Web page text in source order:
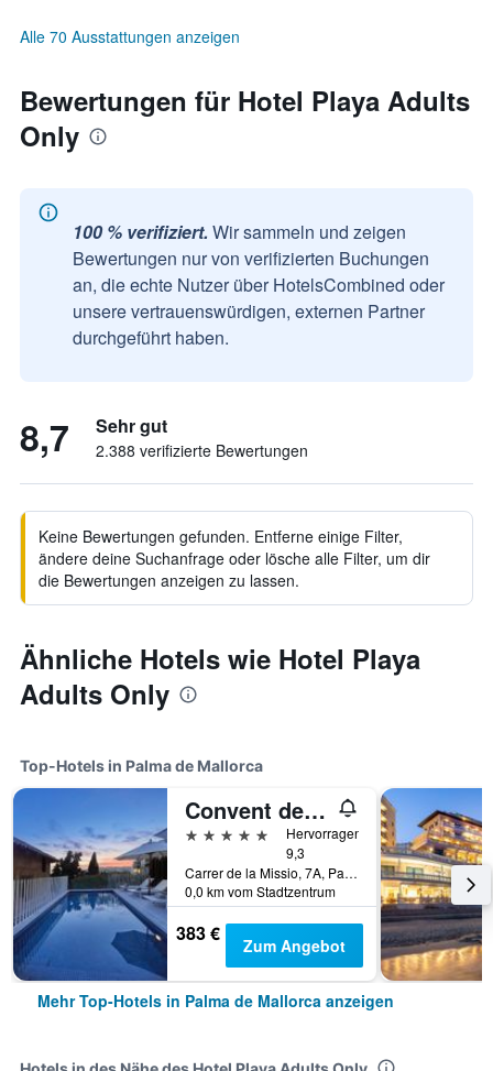
Alle 70 Ausstattungen anzeigen
Bewertungen für Hotel Playa Adults
Only
100 % verifiziert. Wir sammeln und zeigen
Bewertungen nur von verifizierten Buchungen
an, die echte Nutzer über HotelsCombined oder
unsere vertrauenswürdigen, externen Partner
durchgeführt haben.
8,7 Sehr gut
2.388 verifizierte Bewertungen
Keine Bewertungen gefunden. Entferne einige Filter,
ändere deine Suchanfrage oder lösche alle Filter, um dir
die Bewertungen anzeigen zu lassen.
Ähnliche Hotels wie Hotel Playa
Adults Only
Top-Hotels in Palma de Mallorca
Convent de la Missio - Grand Luxury Boutique hotel, Adults Only
5 Sterne
Hervorragend
9,3
Carrer de la Missio, 7A, Palma de Mallorca, Mallorca, Spanien
0,0 km vom Stadtzentrum
383 € Zum Angebot
Mehr Top-Hotels in Palma de Mallorca anzeigen